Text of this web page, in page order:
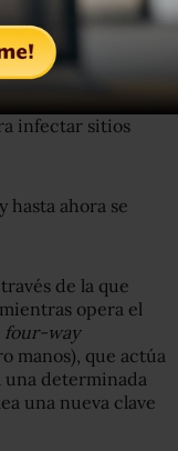
tarjetas de
infectar sitios
hasta ahora se
de la que
opera el
four-way
manos), que actúa
una determinada
una nueva clave